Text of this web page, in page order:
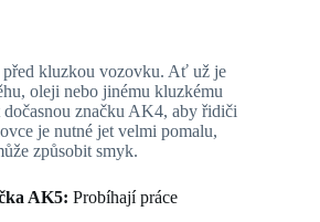
kluzkou vozovku. Ať už je
oleji nebo jinému kluzkému
značku AK4, aby řidiči
je nutné jet velmi pomalu,
způsobit smyk.
AK5: Probíhají práce